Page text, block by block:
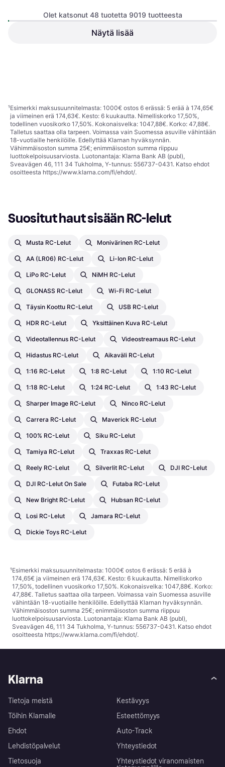
Quadcopter, Kamera
Olet katsonut 48 tuotetta 9019 tuotteesta
Näytä lisää
¹Esimerkki maksusuunnitelmasta: 1000€ ostos 6 erässä: 5 erää à 174,65€
ja viimeinen erä 174,63€. Kesto: 6 kuukautta. Nimelliskorko 17,50%,
todellinen vuosikorko 17,50%. Kokonaisvelka: 1047,88€. Korko: 47,88€.
Talletus saattaa olla tarpeen. Voimassa vain Suomessa asuville vähintään
18-vuotiaille henkilöille. Edellyttää Klarnan hyväksynnän.
Vähimmäisoston summa 25€; enimmäisoston summa riippuu
luottokelpoisuusarviosta. Luotonantaja: Klarna Bank AB (publ),
Sveavägen 46, 111 34 Tukholma, Y-tunnus: 556737-0431. Katso ehdot
osoitteesta https://www.klarna.com/fi/ehdot/.
Suositut haut sisään RC-lelut
Musta RC-Lelut Monivärinen RC-Lelut
AA (LR06) RC-Lelut Li-Ion RC-Lelut
LiPo RC-Lelut NiMH RC-Lelut
GLONASS RC-Lelut Wi-Fi RC-Lelut
Täysin Koottu RC-Lelut USB RC-Lelut
HDR RC-Lelut Yksittäinen Kuva RC-Lelut
Videotallennus RC-Lelut Videostreamaus RC-Lelut
Hidastus RC-Lelut Aikaväli RC-Lelut
1:16 RC-Lelut 1:8 RC-Lelut 1:10 RC-Lelut
1:18 RC-Lelut 1:24 RC-Lelut 1:43 RC-Lelut
Sharper Image RC-Lelut Ninco RC-Lelut
Carrera RC-Lelut Maverick RC-Lelut
100% RC-Lelut Siku RC-Lelut
Tamiya RC-Lelut Traxxas RC-Lelut
Reely RC-Lelut Silverlit RC-Lelut DJI RC-Lelut
DJI RC-Lelut On Sale Futaba RC-Lelut
New Bright RC-Lelut Hubsan RC-Lelut
Losi RC-Lelut Jamara RC-Lelut
Dickie Toys RC-Lelut
¹Esimerkki maksusuunnitelmasta: 1000€ ostos 6 erässä: 5 erää à
174,65€ ja viimeinen erä 174,63€. Kesto: 6 kuukautta. Nimelliskorko
17,50%, todellinen vuosikorko 17,50%. Kokonaisvelka: 1047,88€. Korko:
47,88€. Talletus saattaa olla tarpeen. Voimassa vain Suomessa asuville
vähintään 18-vuotiaille henkilöille. Edellyttää Klarnan hyväksynnän.
Vähimmäisoston summa 25€; enimmäisoston summa riippuu
luottokelpoisuusarviosta. Luotonantaja: Klarna Bank AB (publ),
Sveavägen 46, 111 34 Tukholma, Y-tunnus: 556737-0431. Katso ehdot
osoitteesta https://www.klarna.com/fi/ehdot/.
Klarna
Tietoja meistä
Töihin Klarnalle
Ehdot
Lehdistöpalvelut
Tietosuoja
Kestävyys
Esteettömyys
Auto-Track
Yhteystiedot
Yhteystiedot viranomaisten